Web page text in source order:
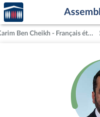
Aller au contenu
Aller en bas de la page
Accèder
à la
page
d'accueil
M. Karim Ben Cheikh - Français établis hors de France (9e circonscription)